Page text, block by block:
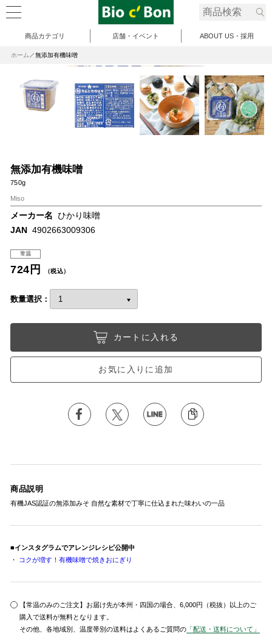
商品カテゴリ 店舗・イベント ABOUT US・採用
ホーム 無添加有機味噌
無添加有機味噌
750g
Miso
メーカー名 ひかり味噌
JAN 4902663009306
常温
724円 （税込）
数量選択：
カートに入れる
お気に入りに追加
商品説明
有機JAS認証の無添加みそ 自然な素材で丁寧に仕込まれた味わいの一品
■インスタグラムでアレンジレシピ公開中
・
コクが増す！有機味噌で焼きおにぎり
【常温のみのご注文】お届け先が本州・四国の場合、6,000円（税抜）以上のご
購入で送料が無料となります。
その他、各地域別、温度帯別の送料はよくあるご質問の 「配送・送料について」